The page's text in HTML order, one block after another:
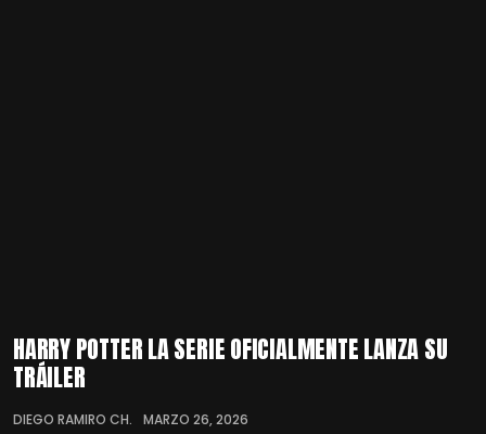
HARRY POTTER LA SERIE OFICIALMENTE LANZA SU
TRÁILER
DIEGO RAMIRO CH. MARZO 26, 2026